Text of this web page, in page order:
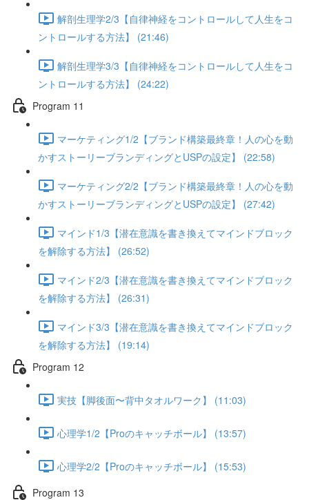
解剖生理学2/3【自律神経をコントロールして人生をコ
ントロールする方法】 (21:46)
解剖生理学3/3【自律神経をコントロールして人生をコ
ントロールする方法】 (24:22)
Program 11
マーケティング1/2【ブランド構築最終章！人の心を動
かすストーリーブランディングとUSPの設定】 (22:58)
マーケティング2/2【ブランド構築最終章！人の心を動
かすストーリーブランディングとUSPの設定】 (27:42)
マインド1/3【潜在意識を書き換えてマインドブロック
を解除する方法】 (26:52)
マインド2/3【潜在意識を書き換えてマインドブロック
を解除する方法】 (26:31)
マインド3/3【潜在意識を書き換えてマインドブロック
を解除する方法】 (19:14)
Program 12
実技【脚後面〜背中タオルワーク】 (11:03)
心理学1/2【Proのキャッチボール】 (13:57)
心理学2/2【Proのキャッチボール】 (15:53)
Program 13